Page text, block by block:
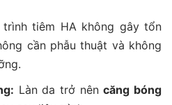
trình tiêm HA không gây tổn
cần phẫu thuật và không
Làn da trở nêncăng bóng